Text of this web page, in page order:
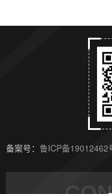
备案号： 鲁ICP备19012462